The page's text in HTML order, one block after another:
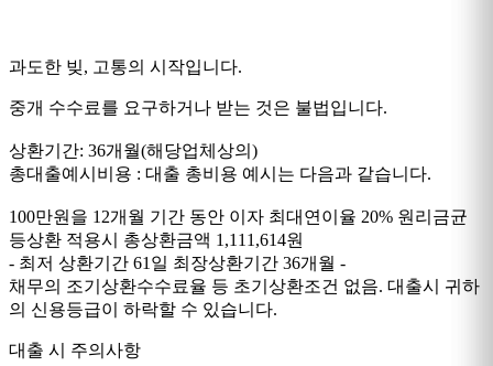
과도한 빚, 고통의 시작입니다.
중개 수수료를 요구하거나 받는 것은 불법입니다.
상환기간: 36개월(해당업체상의)
총대출예시비용 : 대출 총비용 예시는 다음과 같습니다.
100만원을 12개월 기간 동안 이자 최대연이율 20% 원리금균
등상환 적용시 총상환금액 1,111,614원
- 최저 상환기간 61일 최장상환기간 36개월 -
채무의 조기상환수수료율 등 초기상환조건 없음. 대출시 귀하
의 신용등급이 하락할 수 있습니다.
대출 시 주의사항